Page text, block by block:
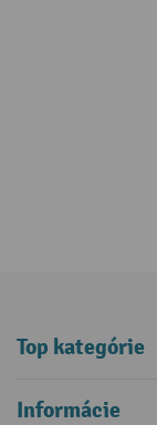
Top kategórie
Informácie